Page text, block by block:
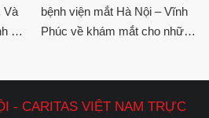
Và
và
NGƯỜI DÂN
bệnh viện mắt Hà Nội – Vĩnh
Phúc về khám mắt cho những
Thanh Sơn và giáo xứ Bó Tờ.
- CARITAS VIỆT NAM TRỰC